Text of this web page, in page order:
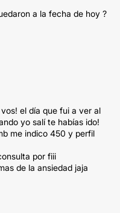
a la fecha de hoy ?
el día que fui a ver al
yo salí te habías ido!
me indico 450 y perfil
por fiii
de la ansiedad jaja